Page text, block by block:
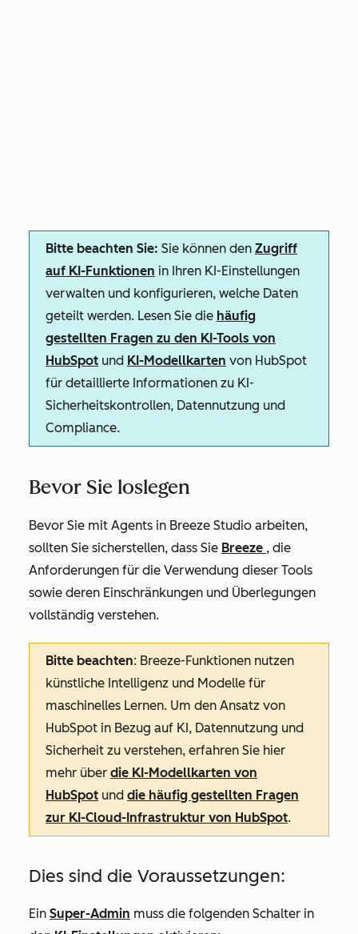
Bitte beachten Sie: Sie können den Zugriff
auf KI-Funktionen in Ihren KI-Einstellungen
verwalten und konfigurieren, welche Daten
geteilt werden. Lesen Sie die häufig
gestellten Fragen zu den KI-Tools von
HubSpot und KI-Modellkarten von HubSpot
für detaillierte Informationen zu KI-
Sicherheitskontrollen, Datennutzung und
Compliance.
Bevor Sie loslegen
Bevor Sie mit Agents in Breeze Studio arbeiten,
sollten Sie sicherstellen, dass Sie Breeze , die
Anforderungen für die Verwendung dieser Tools
sowie deren Einschränkungen und Überlegungen
vollständig verstehen.
Bitte beachten: Breeze-Funktionen nutzen
künstliche Intelligenz und Modelle für
maschinelles Lernen. Um den Ansatz von
HubSpot in Bezug auf KI, Datennutzung und
Sicherheit zu verstehen, erfahren Sie hier
mehr über die KI-Modellkarten von
HubSpot und die häufig gestellten Fragen
zur KI-Cloud-Infrastruktur von HubSpot.
Dies sind die Voraussetzungen:
Ein Super-Admin muss die folgenden Schalter in